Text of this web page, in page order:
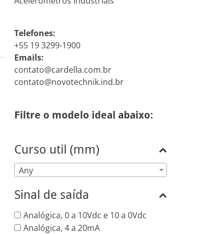
Telefones:
+55 19 3299-1900
Emails:
contato@cardella.com.br
contato@novotechnik.ind.br
Filtre o modelo ideal abaixo:
Curso util (mm)
Any
Sinal de saída
Analógica, 0 a 10Vdc e 10 a 0Vdc
Analógica, 4 a 20mA